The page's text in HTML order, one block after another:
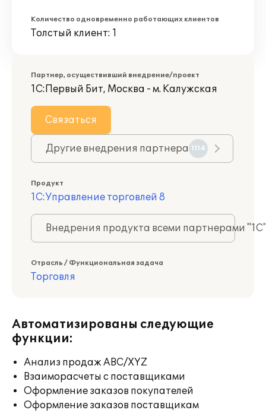
Количество одновременно работающих клиентов
Толстый клиент: 1
Партнер, осуществивший внедрение/проект
1С:Первый Бит, Москва - м. Калужская
Связаться
Другие внедрения партнера 1114
Продукт
1С:Управление торговлей 8
Внедрения продукта всеми партнерами
Отрасль / Функциональная задача
Торговля
Автоматизированы следующие
функции:
Анализ продаж ABC/XYZ
Взаиморасчеты с поставщиками
Оформление заказов покупателей
Оформление заказов поставщикам